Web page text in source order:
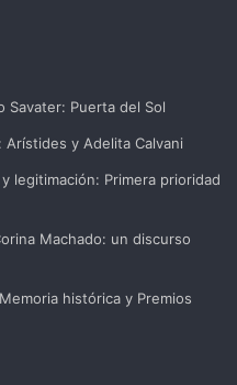
Savater: Puerta del Sol
Arístides y Adelita Calvani
legitimación: Primera prioridad
Machado: un discurso
histórica y Premios